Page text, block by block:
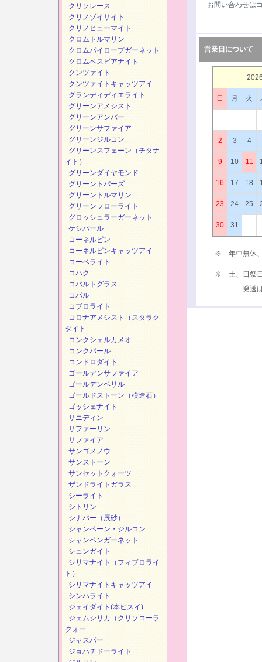
お問い合わせは
営業日について
日 月 火
2 3 4
9 10 11
16 17 18
23 24 25
30 31
※ 年中無休、
※ 土、日祭日
発送は、
クリソレース
クリノゾイサイト
クリノヒューマイト
クロムトルマリン
クロムパイロープガーネット
クロムベスビアナイト
クンツァイト
クンツァイトキャッツアイ
グランディディエライト
グリーンアメシスト
グリーンアンバー
グリーンサファイア
グリーンジルコン
グリーンスフェーン（チタナ
イト）
グリーンダイヤモンド
グリーントパーズ
グリーントルマリン
グリーンフローライト
グロッシュラーガーネット
ケシパール
コーネルピン
コーネルピンキャッツアイ
コーベライト
コハク
コバルトグラス
コパル
コブロライト
コロナアメシスト（スタラク
タイト
コンクシェルカメオ
コンクパール
コンドロダイト
ゴールデンサファイア
ゴールデンベリル
ゴールドストーン（模造石）
ゴッシェナイト
サニディン
サファーリン
サファイア
サンゴメノウ
サンストーン
サンセットクォーツ
ザンドライトガラス
シーライト
シトリン
シナバー（辰砂）
シャンペーン・ジルコン
シャンペンガーネット
シュンガイト
シリマナイト（フィブロライ
ト）
シリマナイトキャッツアイ
シンハライト
ジェイダイト(本ヒスイ)
ジェムシリカ（クリソコーラ
クォー
ジャスパー
ジョハチドーライト